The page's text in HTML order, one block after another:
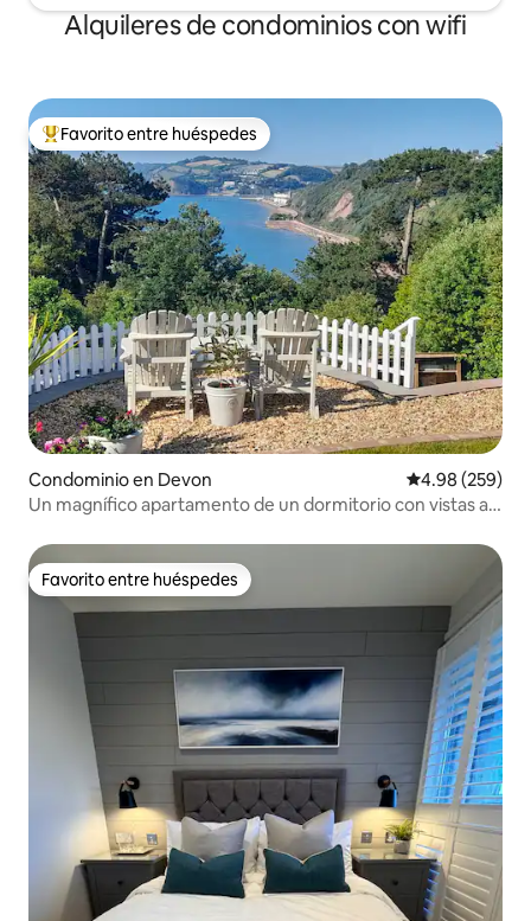
Alquileres de condominios con wifi
De los mejores en Favorito entre huéspedes
Favorito entre huéspedes
Condominio en Devon Calificación
4.98 (259)
Un magnífico apartamento de un dormitorio con vistas al
Favorito entre huéspedes
Favorito entre huéspedes